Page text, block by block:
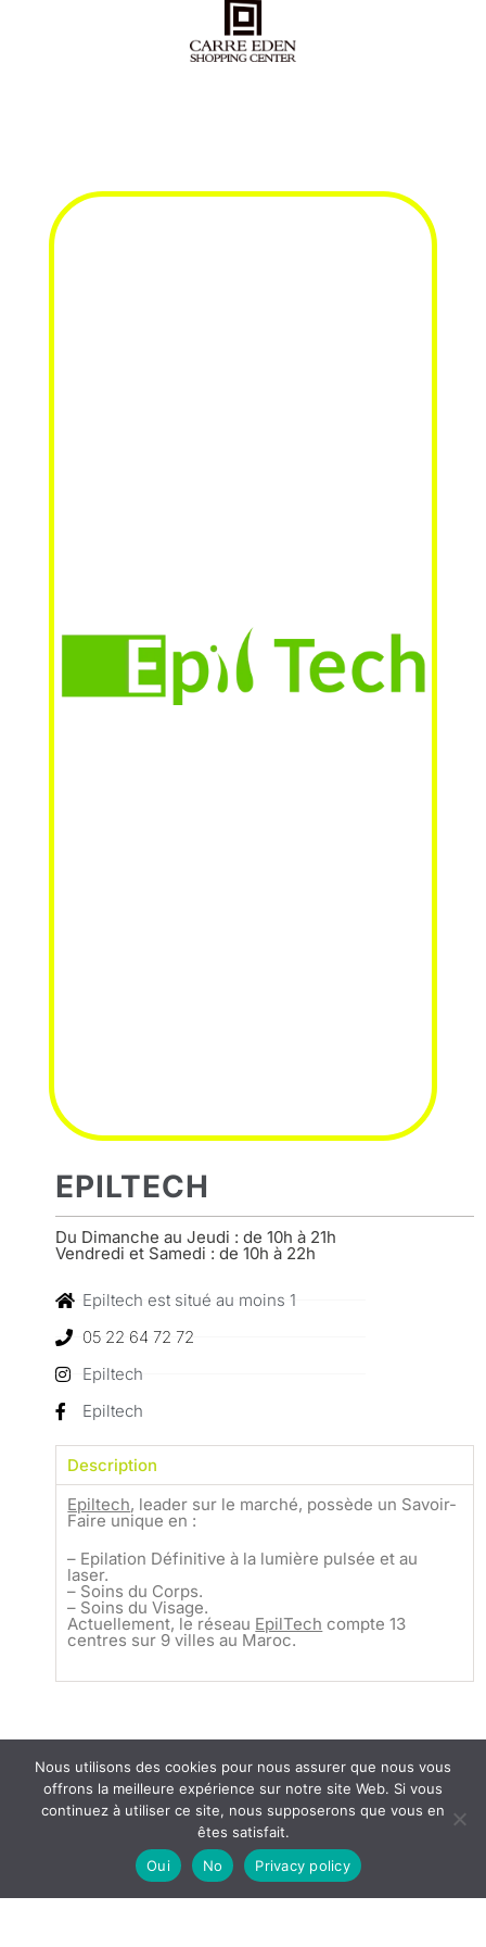
EPILTECH
Du Dimanche au Jeudi : de 10h à 21h
Vendredi et Samedi : de 10h à 22h
Epiltech est situé au moins 1
05 22 64 72 72
Epiltech
Epiltech
Description
Epiltech, leader sur le marché, possède un Savoir-
Faire unique en :
– Epilation Définitive à la lumière pulsée et au
laser.
– Soins du Corps.
– Soins du Visage.
Actuellement, le réseau EpilTech compte 13
centres sur 9 villes au Maroc.
Nous utilisons des cookies pour nous assurer que nous vous
offrons la meilleure expérience sur notre site Web. Si vous
continuez à utiliser ce site, nous supposerons que vous en
êtes satisfait.
Oui
No Privacy policy